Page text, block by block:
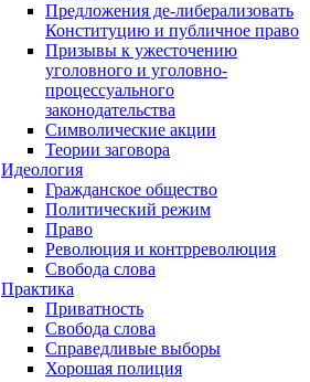
Предложения де-либерализовать
Конституцию и публичное право
Призывы к ужесточению
уголовного и уголовно-
процессуального
законодательства
Символические акции
Теории заговора
Идеология
Гражданское общество
Политический режим
Право
Революция и контрреволюция
Свобода слова
Практика
Приватность
Свобода слова
Справедливые выборы
Хорошая полиция